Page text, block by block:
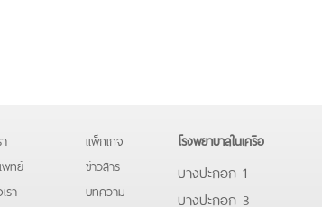
ทย์
รา
แพ็กเกจ
ข่าวสาร
บทความ
โรงพยาบาลในเครือ
บางปะกอก 1
บางปะกอก 3